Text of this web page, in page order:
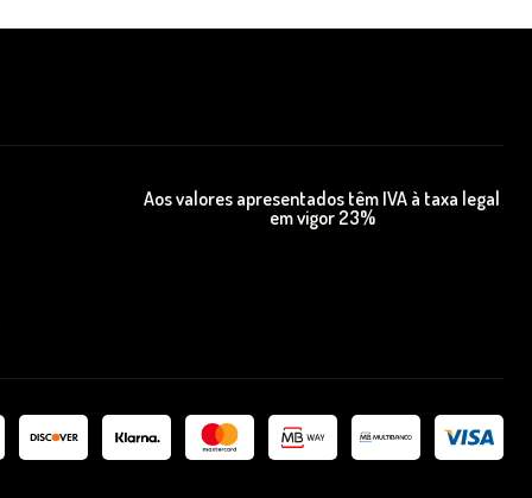
Aos valores apresentados têm IVA à taxa legal
em vigor 23%